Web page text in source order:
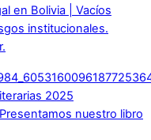
en Bolivia | Vacíos
institucionales.
2025
Presentamos nuestro libro